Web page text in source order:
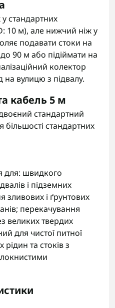
стандартних
10 м), але нижчий ніж у
подавати стоки на
90 м або підіймати на
колектор
на вулицю з підвалу.
кабель 5 м
стандартний
більшості стандартних
для: швидкого
і підземних
зливових і ґрунтових
перекачування
великих твердих
для чистої питної
та стоків з